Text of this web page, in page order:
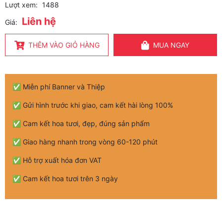
Lượt xem: 1488
Giá: Liên hệ
THÊM VÀO GIỎ HÀNG MUA NGAY
✅ Miễn phí Banner và Thiệp
✅ Gửi hình trước khi giao, cam kết hài lòng 100%
✅ Cam kết hoa tươi, đẹp, đúng sản phẩm
✅ Giao hàng nhanh trong vòng 60-120 phút
✅ Hỗ trợ xuất hóa đơn VAT
✅ Cam kết hoa tươi trên 3 ngày